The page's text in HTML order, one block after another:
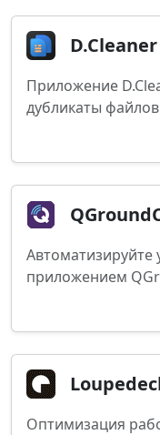
D.Cleaner
Приложение
дубликаты
Автоматизируйте
приложением
Оптимизация